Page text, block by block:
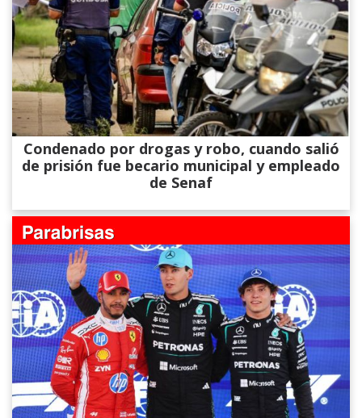
Condenado por drogas y robo, cuando salió
de prisión fue becario municipal y empleado
de Senaf